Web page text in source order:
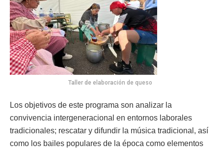
Taller de elaboración de queso
Los objetivos de este programa son analizar la
convivencia intergeneracional en entornos laborales
tradicionales; rescatar y difundir la música tradicional, así
como los bailes populares de la época como elementos